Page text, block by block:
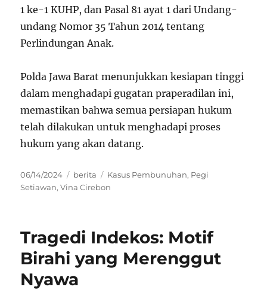
1 ke-1 KUHP, dan Pasal 81 ayat 1 dari Undang-
undang Nomor 35 Tahun 2014 tentang
Perlindungan Anak.
Polda Jawa Barat menunjukkan kesiapan tinggi
dalam menghadapi gugatan praperadilan ini,
memastikan bahwa semua persiapan hukum
telah dilakukan untuk menghadapi proses
hukum yang akan datang.
Posted
on
06/14/2024 Categories
berita Tags
Kasus Pembunuhan, Pegi
Setiawan,Vina Cirebon
Tragedi Indekos: Motif
Birahi yang Merenggut
Nyawa